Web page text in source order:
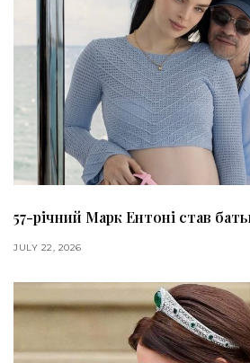
57-річний Марк Ентоні став
JULY 22, 2026